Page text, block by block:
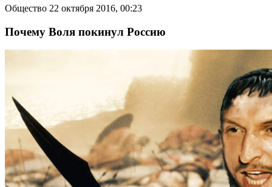
Общество 22 октября 2016, 00:23
Почему Воля покинул Россию